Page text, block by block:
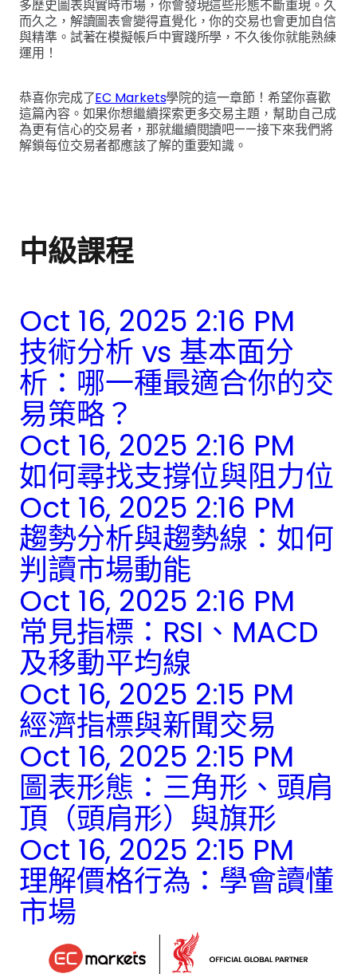
多歷史圖表與實時市場，你會發現這些形態不斷重現。久
而久之，解讀圖表會變得直覺化，你的交易也會更加自信
與精準。試著在模擬帳戶中實踐所學，不久後你就能熟練
運用！
恭喜你完成了EC Markets學院的這一章節！希望你喜歡
這篇內容。如果你想繼續探索更多交易主題，幫助自己成
為更有信心的交易者，那就繼續閱讀吧——接下來我們將
解鎖每位交易者都應該了解的重要知識。
中級課程
Oct 16, 2025 2:16 PM
技術分析 vs 基本面分
析：哪一種最適合你的交
易策略？
Oct 16, 2025 2:16 PM
如何尋找支撐位與阻力位
Oct 16, 2025 2:16 PM
趨勢分析與趨勢線：如何
判讀市場動能
Oct 16, 2025 2:16 PM
常見指標：RSI、MACD
及移動平均線
Oct 16, 2025 2:15 PM
經濟指標與新聞交易
Oct 16, 2025 2:15 PM
圖表形態：三角形、頭肩
頂（頭肩形）與旗形
Oct 16, 2025 2:15 PM
理解價格行為：學會讀懂
市場